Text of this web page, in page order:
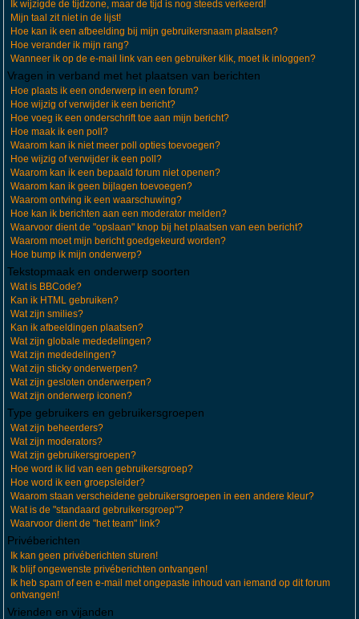
Ik wijzigde de tijdzone, maar de tijd is nog steeds verkeerd!
Mijn taal zit niet in de lijst!
Hoe kan ik een afbeelding bij mijn gebruikersnaam plaatsen?
Hoe verander ik mijn rang?
Wanneer ik op de e-mail link van een gebruiker klik, moet ik inloggen?
Vragen in verband met het plaatsen van berichten
Hoe plaats ik een onderwerp in een forum?
Hoe wijzig of verwijder ik een bericht?
Hoe voeg ik een onderschrift toe aan mijn bericht?
Hoe maak ik een poll?
Waarom kan ik niet meer poll opties toevoegen?
Hoe wijzig of verwijder ik een poll?
Waarom kan ik een bepaald forum niet openen?
Waarom kan ik geen bijlagen toevoegen?
Waarom ontving ik een waarschuwing?
Hoe kan ik berichten aan een moderator melden?
Waarvoor dient de "opslaan" knop bij het plaatsen van een bericht?
Waarom moet mijn bericht goedgekeurd worden?
Hoe bump ik mijn onderwerp?
Tekstopmaak en onderwerp soorten
Wat is BBCode?
Kan ik HTML gebruiken?
Wat zijn smilies?
Kan ik afbeeldingen plaatsen?
Wat zijn globale mededelingen?
Wat zijn mededelingen?
Wat zijn sticky onderwerpen?
Wat zijn gesloten onderwerpen?
Wat zijn onderwerp iconen?
Type gebruikers en gebruikersgroepen
Wat zijn beheerders?
Wat zijn moderators?
Wat zijn gebruikersgroepen?
Hoe word ik lid van een gebruikersgroep?
Hoe word ik een groepsleider?
Waarom staan verscheidene gebruikersgroepen in een andere kleur?
Wat is de "standaard gebruikersgroep"?
Waarvoor dient de "het team" link?
Privéberichten
Ik kan geen privéberichten sturen!
Ik blijf ongewenste privéberichten ontvangen!
Ik heb spam of een e-mail met ongepaste inhoud van iemand op dit forum
ontvangen!
Vrienden en vijanden